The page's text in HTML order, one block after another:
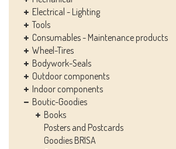
Electrical - Lighting
Tools
Consumables - Maintenance products
Wheel-Tires
Bodywork-Seals
Outdoor components
Indoor components
Boutic-Goodies
Books
Posters and Postcards
Goodies BRISA